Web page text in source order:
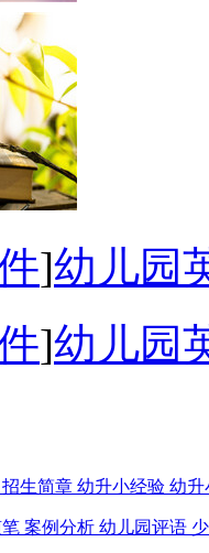
]幼儿园
]幼儿园
招生简章 幼升小经验 幼升
案例分析 幼儿园评语